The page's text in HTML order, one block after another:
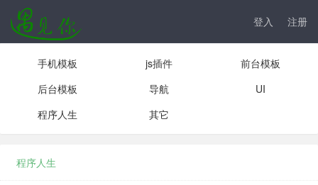
登入 注册
手机模板 js插件
前台模板
后台模板
导航
UI
程序人生
其它
程序人生